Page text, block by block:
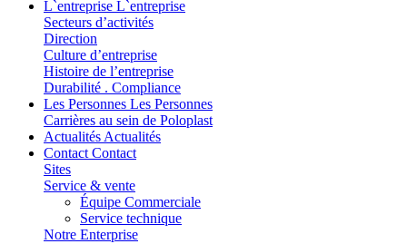
L`entreprise L`entreprise
Secteurs d’activités
Direction
Culture d’entreprise
Histoire de l’entreprise
Durabilité . Compliance
Les Personnes Les Personnes
Carrières au sein de Poloplast
Actualités Actualités
Contact Contact
Sites
Service & vente
Équipe Commerciale
Service technique
Notre Enterprise